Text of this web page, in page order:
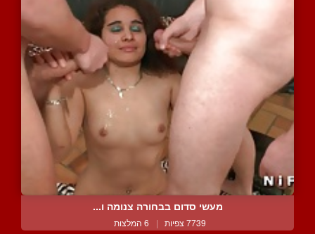
מעשי סדום בבחורה צנומה ו...
7739 צפיות | 6 המלצות